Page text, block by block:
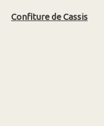
Confiture de Cassis